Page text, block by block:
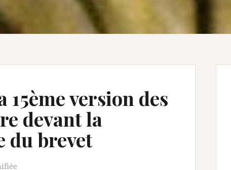
version des
devant la
du brevet